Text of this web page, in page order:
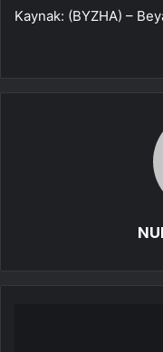
Kaynak: (BYZHA) –